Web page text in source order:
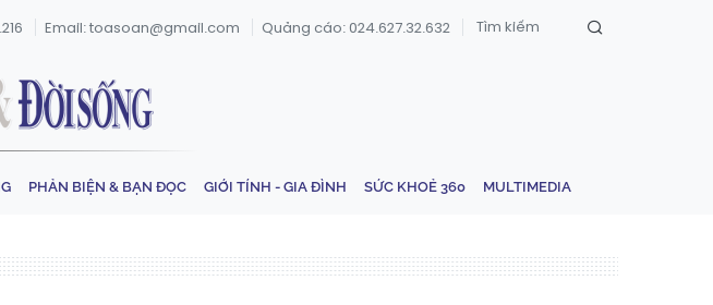
Email: toasoan@gmail.com Quảng cáo: 024.627.32.632
PHẢN BIỆN & BẠN ĐỌC GIỚI TÍNH - GIA ĐÌNH SỨC KHOẺ 360 MULTIMEDIA